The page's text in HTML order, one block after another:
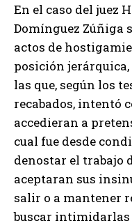
En el caso del juez
Domínguez Zúñiga
actos de
posición
las que, según los
recabados, intentó
accedieran a
cual fue desde
denostar el trabajo
aceptaran sus
salir o a mantener
buscar intimidarlas